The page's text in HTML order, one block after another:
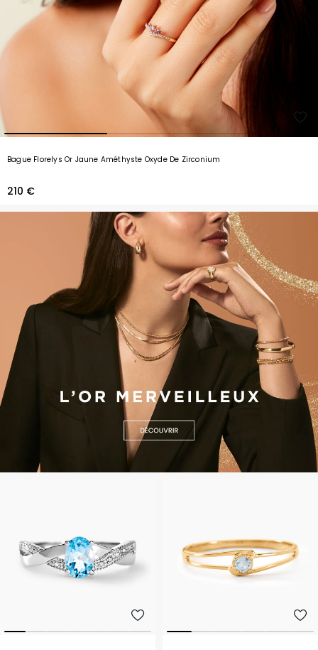
Bague Florelys Or Jaune Améthyste Oxyde De Zirconium
210 €